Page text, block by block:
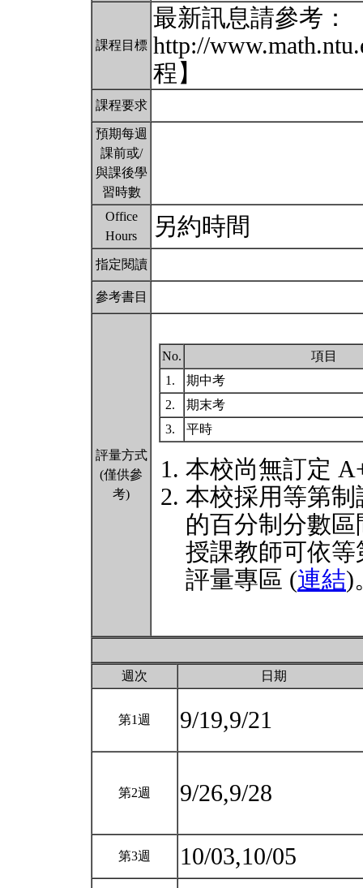
課程目標
最新訊息請參考：
http://
程】
課程要求
預期每週
課前或/
與課後學
習時數
Office
Hours
另約時間
指定閱讀
參考書目
評量方式
(僅供參
考)
No.
項目
1.
期中考
2.
期末考
3.
平時
本校尚無訂定
本校採用等第
的百分制分數
授課教師可依
評量專區 (連結)
週次 日期
第1週 9/19,9/21
第2週 9/26,9/28
第3週 10/03,10/05